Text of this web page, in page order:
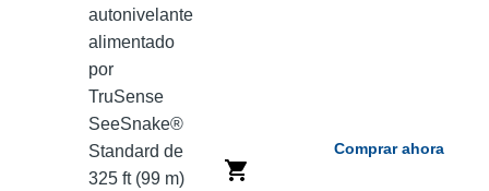
autonivelante
alimentado
por
TruSense
SeeSnake®
Standard de
325 ft (99 m)
Comprar ahora